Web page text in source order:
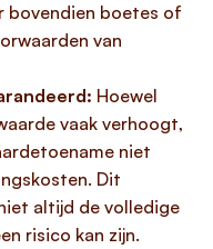
bovendien boetes of
van
Hoewel
vaak verhoogt,
niet
Dit
altijd de volledige
risico kan zijn.